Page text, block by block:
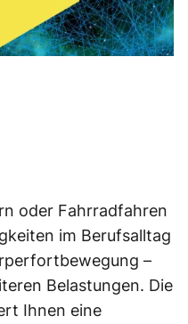
oder Fahrradfahren
im Berufsalltag
–
Belastungen. Die
Ihnen eine